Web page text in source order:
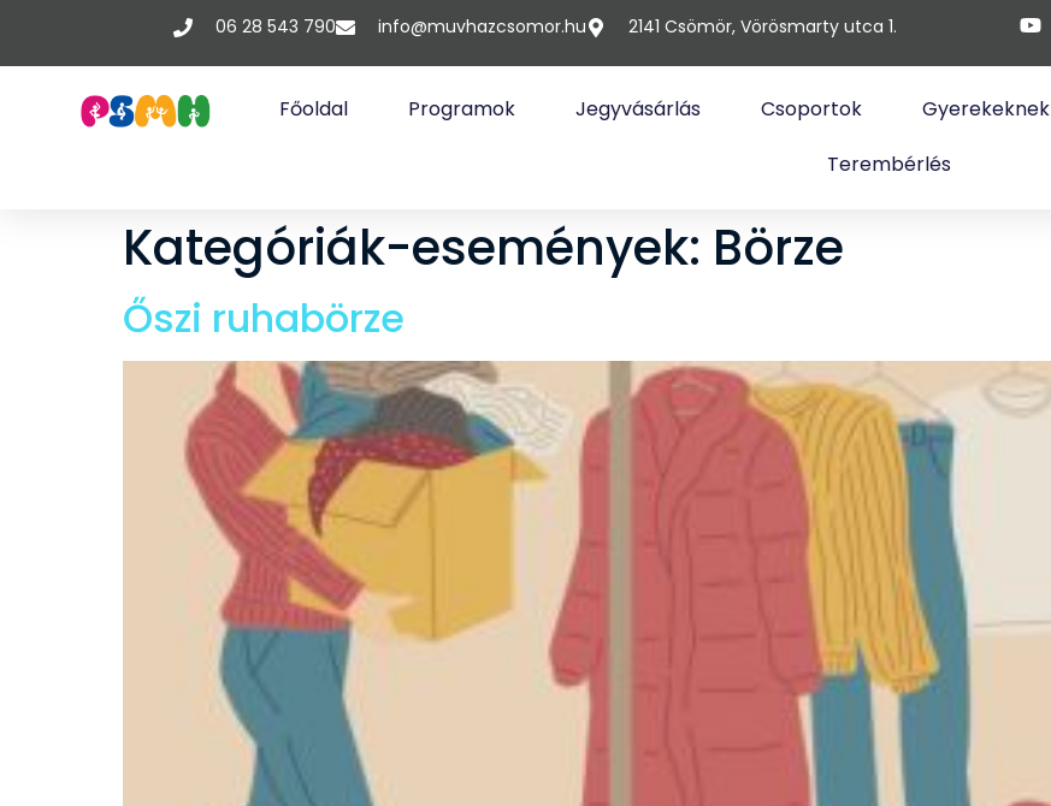
06 28 543 790 info@muvhazcsomor.hu 2141 Csömör, Vörösmarty utca 1.
Főoldal Programok Jegyvásárlás Csoportok Gyerekeknek
Terembérlés
Kategóriák-események: Börze
Őszi ruhabörze